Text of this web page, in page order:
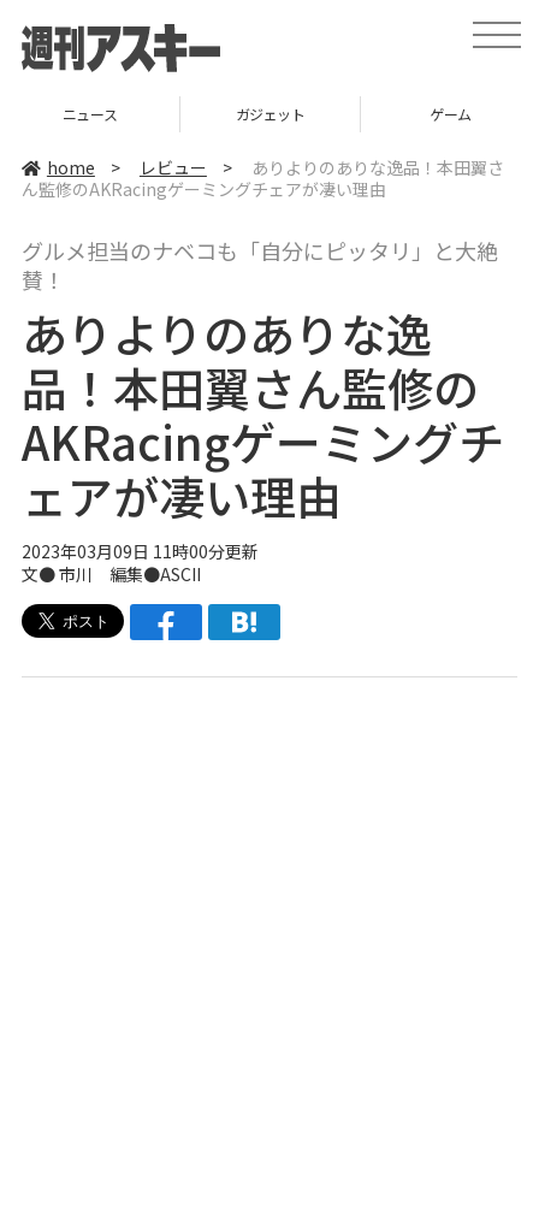
t
o
a
v
t
i
ニュース ガジェット ゲーム
home > レビュー >
ありよりのありな逸品！本田翼さ
ん監修のAKRacingゲーミングチェアが凄い理由
グルメ担当のナベコも「自分にピッタリ」と大絶
賛！
ありよりのありな逸
品！本田翼さん監修の
AKRacingゲーミングチ
ェアが凄い理由
2023年03月09日 11時00分更新
文● 市川 編集●ASCII